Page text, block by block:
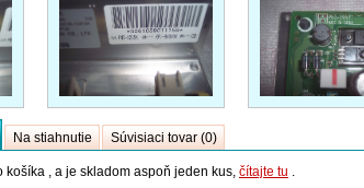
Na stiahnutie Súvisiaci tovar (0)
košíka , a je skladom aspoň jeden kus, čítajte tu .